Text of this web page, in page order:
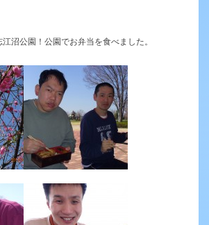
沼公園！公園でお弁当を食べました。